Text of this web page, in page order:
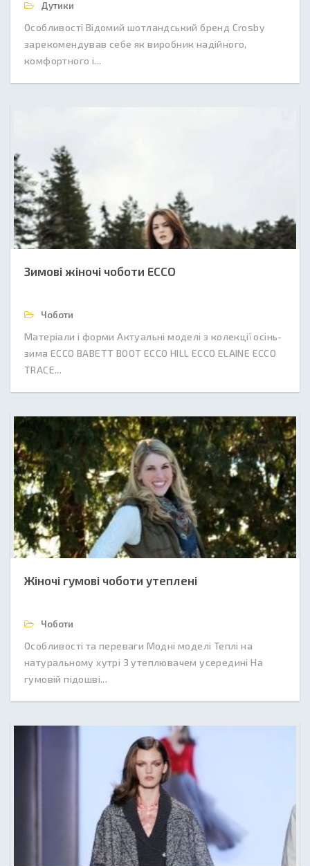
Дутики
Особливості Відомий шотландський бренд Crosby
зарекомендував себе як виробник надійного,
комфортного і...
Зимові жіночі чоботи ECCO
Чоботи
Матеріали і форми Актуальні моделі з колекції осінь-
зима ECCO BABETT BOOT ECCO HILL ECCO ELAINE ECCO
TRACE...
Жіночі гумові чоботи утеплені
Чоботи
Особливості та переваги Модні моделі Теплі на
натуральному хутрі З утеплювачем усередині На
гумовій підошві...